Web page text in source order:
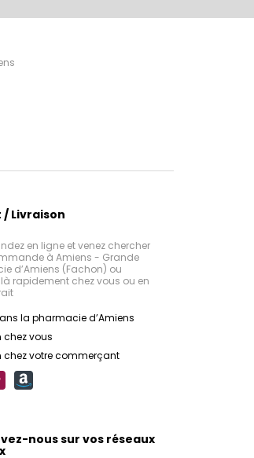
Livraison
en ligne et venez chercher
à Amiens - Grande
d’Amiens (Fachon) ou
rapidement chez vous ou en
la pharmacie d’Amiens
chez vous
chez votre commerçant
nous sur vos réseaux